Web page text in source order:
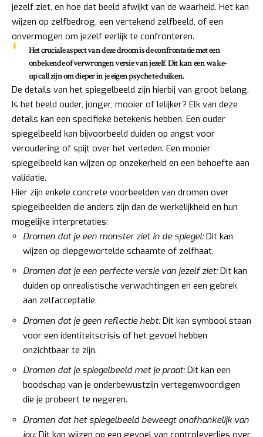
jezelf ziet, en hoe dat beeld afwijkt van de waarheid. Het kan
wijzen op zelfbedrog, een vertekend zelfbeeld, of een
onvermogen om jezelf eerlijk te confronteren.
Het cruciale aspect van deze droom is de confrontatie met een
onbekende of verwrongen versie van jezelf. Dit kan een wake-
up call zijn om dieper in je eigen psyche te duiken.
De details van het spiegelbeeld zijn hierbij van groot belang.
Is het beeld ouder, jonger, mooier of lelijker? Elk van deze
details kan een specifieke betekenis hebben. Een ouder
spiegelbeeld kan bijvoorbeeld duiden op angst voor
veroudering of spijt over het verleden. Een mooier
spiegelbeeld kan wijzen op onzekerheid en een behoefte aan
validatie.
Hier zijn enkele concrete voorbeelden van dromen over
spiegelbeelden die anders zijn dan de werkelijkheid en hun
mogelijke interpretaties:
Dromen dat je een monster ziet in de spiegel:Dit kan
wijzen op diepgewortelde schaamte of zelfhaat.
Dromen dat je een perfecte versie van jezelf ziet:Dit kan
duiden op onrealistische verwachtingen en een gebrek
aan zelfacceptatie.
Dromen dat je geen reflectie hebt:Dit kan symbool staan
voor een identiteitscrisis of het gevoel hebben
onzichtbaar te zijn.
Dromen dat je spiegelbeeld met je praat:Dit kan een
boodschap van je onderbewustzijn vertegenwoordigen
die je probeert te negeren.
Dromen dat het spiegelbeeld beweegt onafhankelijk van
jou:Dit kan wijzen op een gevoel van controleverlies over